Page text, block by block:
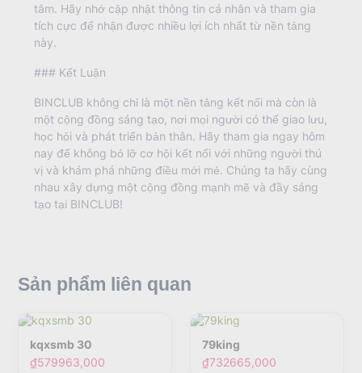
tâm. Hãy nhớ cập nhật thông tin cá nhân và tham gia
tích cực để nhận được nhiều lợi ích nhất từ nền tảng
này.
### Kết Luận
BINCLUB không chỉ là một nền tảng kết nối mà còn là
một cộng đồng sáng tạo, nơi mọi người có thể giao lưu,
học hỏi và phát triển bản thân. Hãy tham gia ngay hôm
nay để không bỏ lỡ cơ hội kết nối với những người thú
vị và khám phá những điều mới mẻ. Chúng ta hãy cùng
nhau xây dựng một cộng đồng mạnh mẽ và đầy sáng
tạo tại BINCLUB!
Sản phẩm liên quan
kqxsmb 30
₫579963,000
79king
₫732665,000